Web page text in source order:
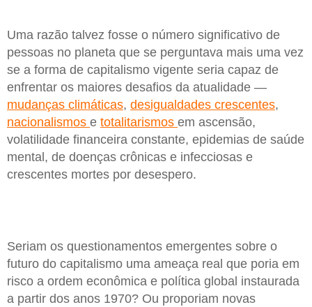
Uma razão talvez fosse o número significativo de
pessoas no planeta que se perguntava mais uma vez
se a forma de capitalismo vigente seria capaz de
enfrentar os maiores desafios da atualidade —
mudanças climáticas, desigualdades crescentes,
nacionalismos e totalitarismos em ascensão,
volatilidade financeira constante, epidemias de saúde
mental, de doenças crônicas e infecciosas e
crescentes mortes por desespero.
Seriam os questionamentos emergentes sobre o
futuro do capitalismo uma ameaça real que poria em
risco a ordem econômica e política global instaurada
a partir dos anos 1970? Ou proporiam novas